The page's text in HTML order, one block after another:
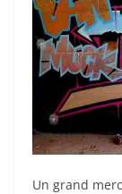
Un grand